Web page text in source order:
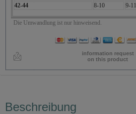
42-44
8-10 9-11
Die Umwandlung ist nur hinweisend.
information request
on this product
Beschreibung